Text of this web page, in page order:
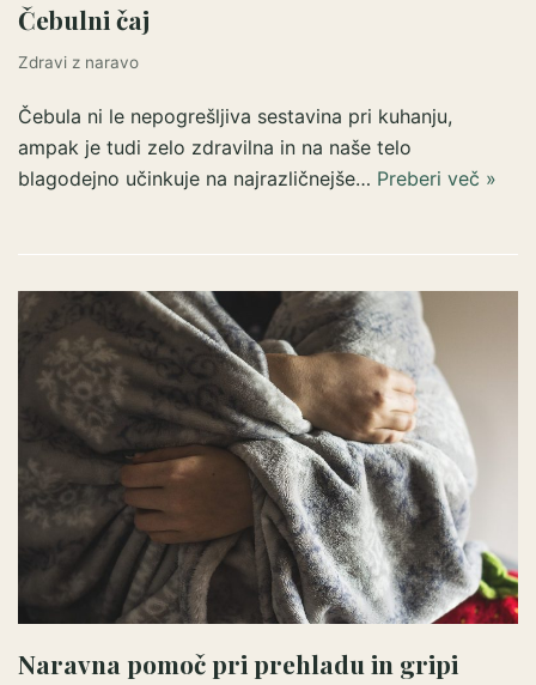
Čebulni čaj
Zdravi z naravo
Čebula ni le nepogrešljiva sestavina pri kuhanju,
ampak je tudi zelo zdravilna in na naše telo
blagodejno učinkuje na najrazličnejše… Preberi več »
Naravna pomoč pri prehladu in gripi